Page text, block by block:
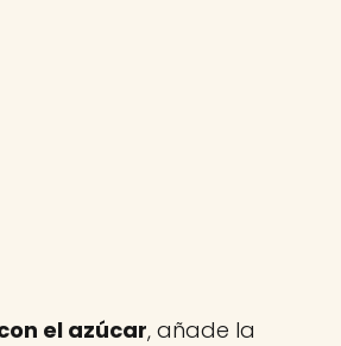
el azúcar, añade la